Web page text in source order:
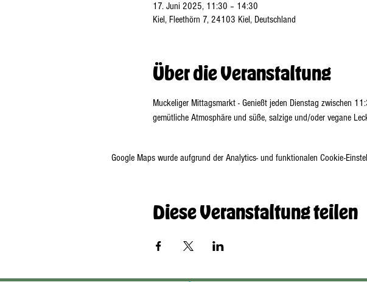
17. Juni 2025, 11:30 – 14:30
Kiel, Fleethörn 7, 24103 Kiel, Deutschland
Über die Veranstaltung
Muckeliger Mittagsmarkt - Genießt jeden Dienstag zwischen
gemütliche Atmosphäre und süße, salzige und/oder vegane
Google Maps wurde aufgrund der Analytics- und funktionalen Cookie-
Diese Veranstaltung teilen